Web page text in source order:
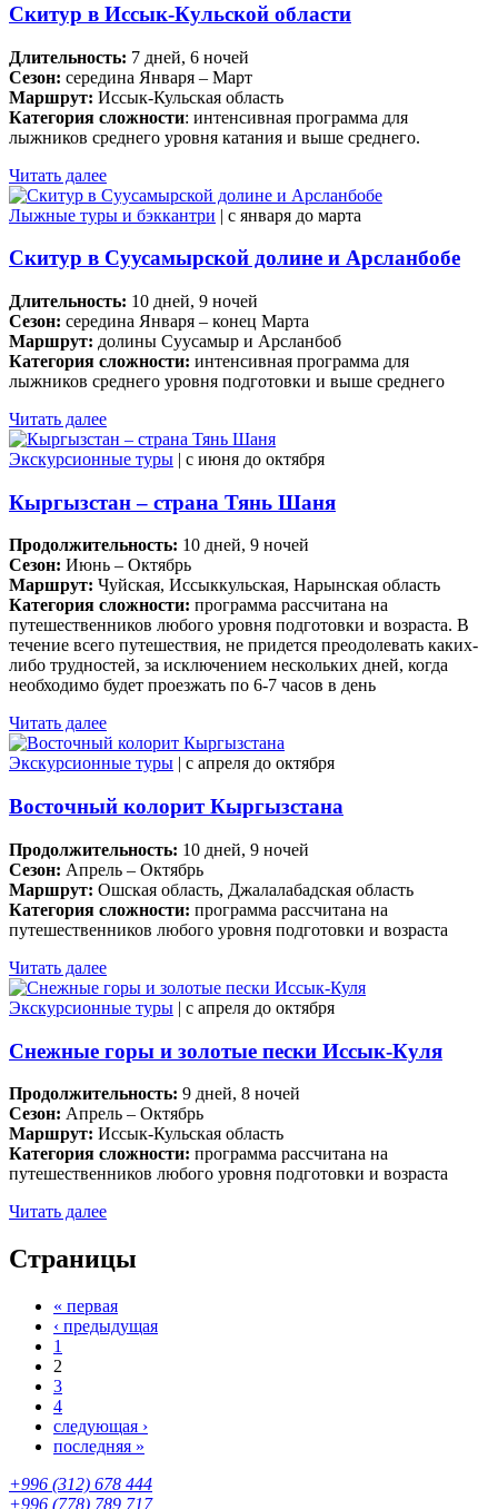
Скитур в Иссык-Кульской области
Длительность: 7 дней, 6 ночей
Сезон: середина Января – Март
Маршрут: Иссык-Кульская область
Категория сложности: интенсивная программа для
лыжников среднего уровня катания и выше среднего.
Читать далее
Лыжные туры и бэккантри | c января до марта
Скитур в Суусамырской долине и Арсланбобе
Длительность: 10 дней, 9 ночей
Сезон: cередина Января – конец Марта
Маршрут: долины Суусамыр и Арсланбоб
Категория сложности: интенсивная программа для
лыжников среднего уровня подготовки и выше среднего
Читать далее
Экскурсионные туры | c июня до октября
Кыргызстан – страна Тянь Шаня
Продолжительность: 10 дней, 9 ночей
Сезон: Июнь – Октябрь
Маршрут: Чуйская, Иссыккульская, Нарынская область
Категория сложности: программа рассчитана на
путешественников любого уровня подготовки и возраста. В
течение всего путешествия, не придется преодолевать каких-
либо трудностей, за исключением нескольких дней, когда
необходимо будет проезжать по 6-7 часов в день
Читать далее
Экскурсионные туры | c апреля до октября
Восточный колорит Кыргызстана
Продолжительность: 10 дней, 9 ночей
Сезон: Апрель – Октябрь
Маршрут: Ошская область, Джалалабадская область
Категория сложности: программа рассчитана на
путешественников любого уровня подготовки и возраста
Читать далее
Экскурсионные туры | c апреля до октября
Снежные горы и золотые пески Иссык-Куля
Продолжительность: 9 дней, 8 ночей
Сезон: Апрель – Октябрь
Маршрут: Иссык-Кульская область
Категория сложности: программа рассчитана на
путешественников любого уровня подготовки и возраста
Читать далее
Страницы
« первая
‹ предыдущая
1
2
3
4
следующая ›
последняя »
+996 (312) 678 444
+996 (778) 789 717